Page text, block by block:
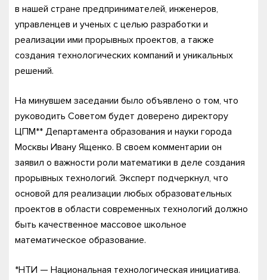
в нашей стране предпринимателей, инженеров,
управленцев и ученых с целью разработки и
реализации ими прорывных проектов, а также
создания технологических компаний и уникальных
решений.
На минувшем заседании было объявлено о том, что
руководить Советом будет доверено директору
ЦПМ** Департамента образования и науки города
Москвы Ивану Ященко. В своем комментарии он
заявил о важности роли математики в деле создания
прорывных технологий. Эксперт подчеркнул, что
основой для реализации любых образовательных
проектов в области современных технологий должно
быть качественное массовое школьное
математическое образование.
*НТИ — Национальная технологическая инициатива.